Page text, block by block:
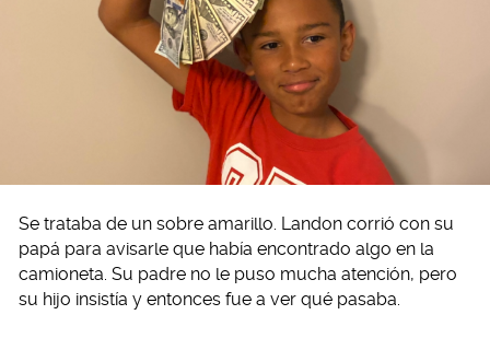
Se trataba de un sobre amarillo. Landon corrió con su
papá para avisarle que había encontrado algo en la
camioneta. Su padre no le puso mucha atención, pero
su hijo insistía y entonces fue a ver qué pasaba.